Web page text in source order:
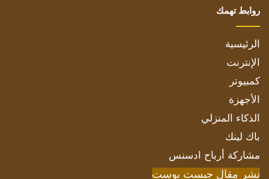
روابط تهمك
الرئيسية
الإنترنت
كمبيوتر
الأجهزة
الذكاء المنزلي
باك لينك
مشاركة أرباح ادسنس
نشر مقال جيست بوست